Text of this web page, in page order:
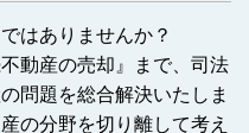
はありませんか？
動産の売却』まで、司法
問題を総合解決いたしま
の分野を切り離して考え